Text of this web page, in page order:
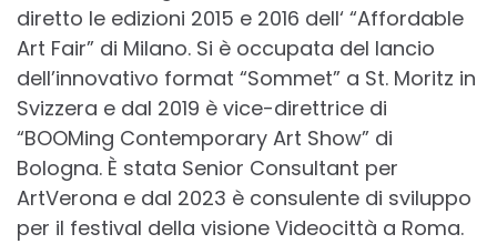
diretto le edizioni 2015 e 2016 dell‘ “Affordable
Art Fair” di Milano. Si è occupata del lancio
dell’innovativo format “Sommet” a St. Moritz in
Svizzera e dal 2019 è vice-direttrice di
“BOOMing Contemporary Art Show” di
Bologna. È stata Senior Consultant per
ArtVerona e dal 2023 è consulente di sviluppo
per il festival della visione Videocittà a Roma.